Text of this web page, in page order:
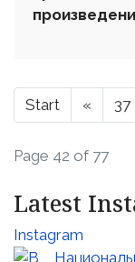
Start « 37
Page 42 of 77
Latest
Instagram